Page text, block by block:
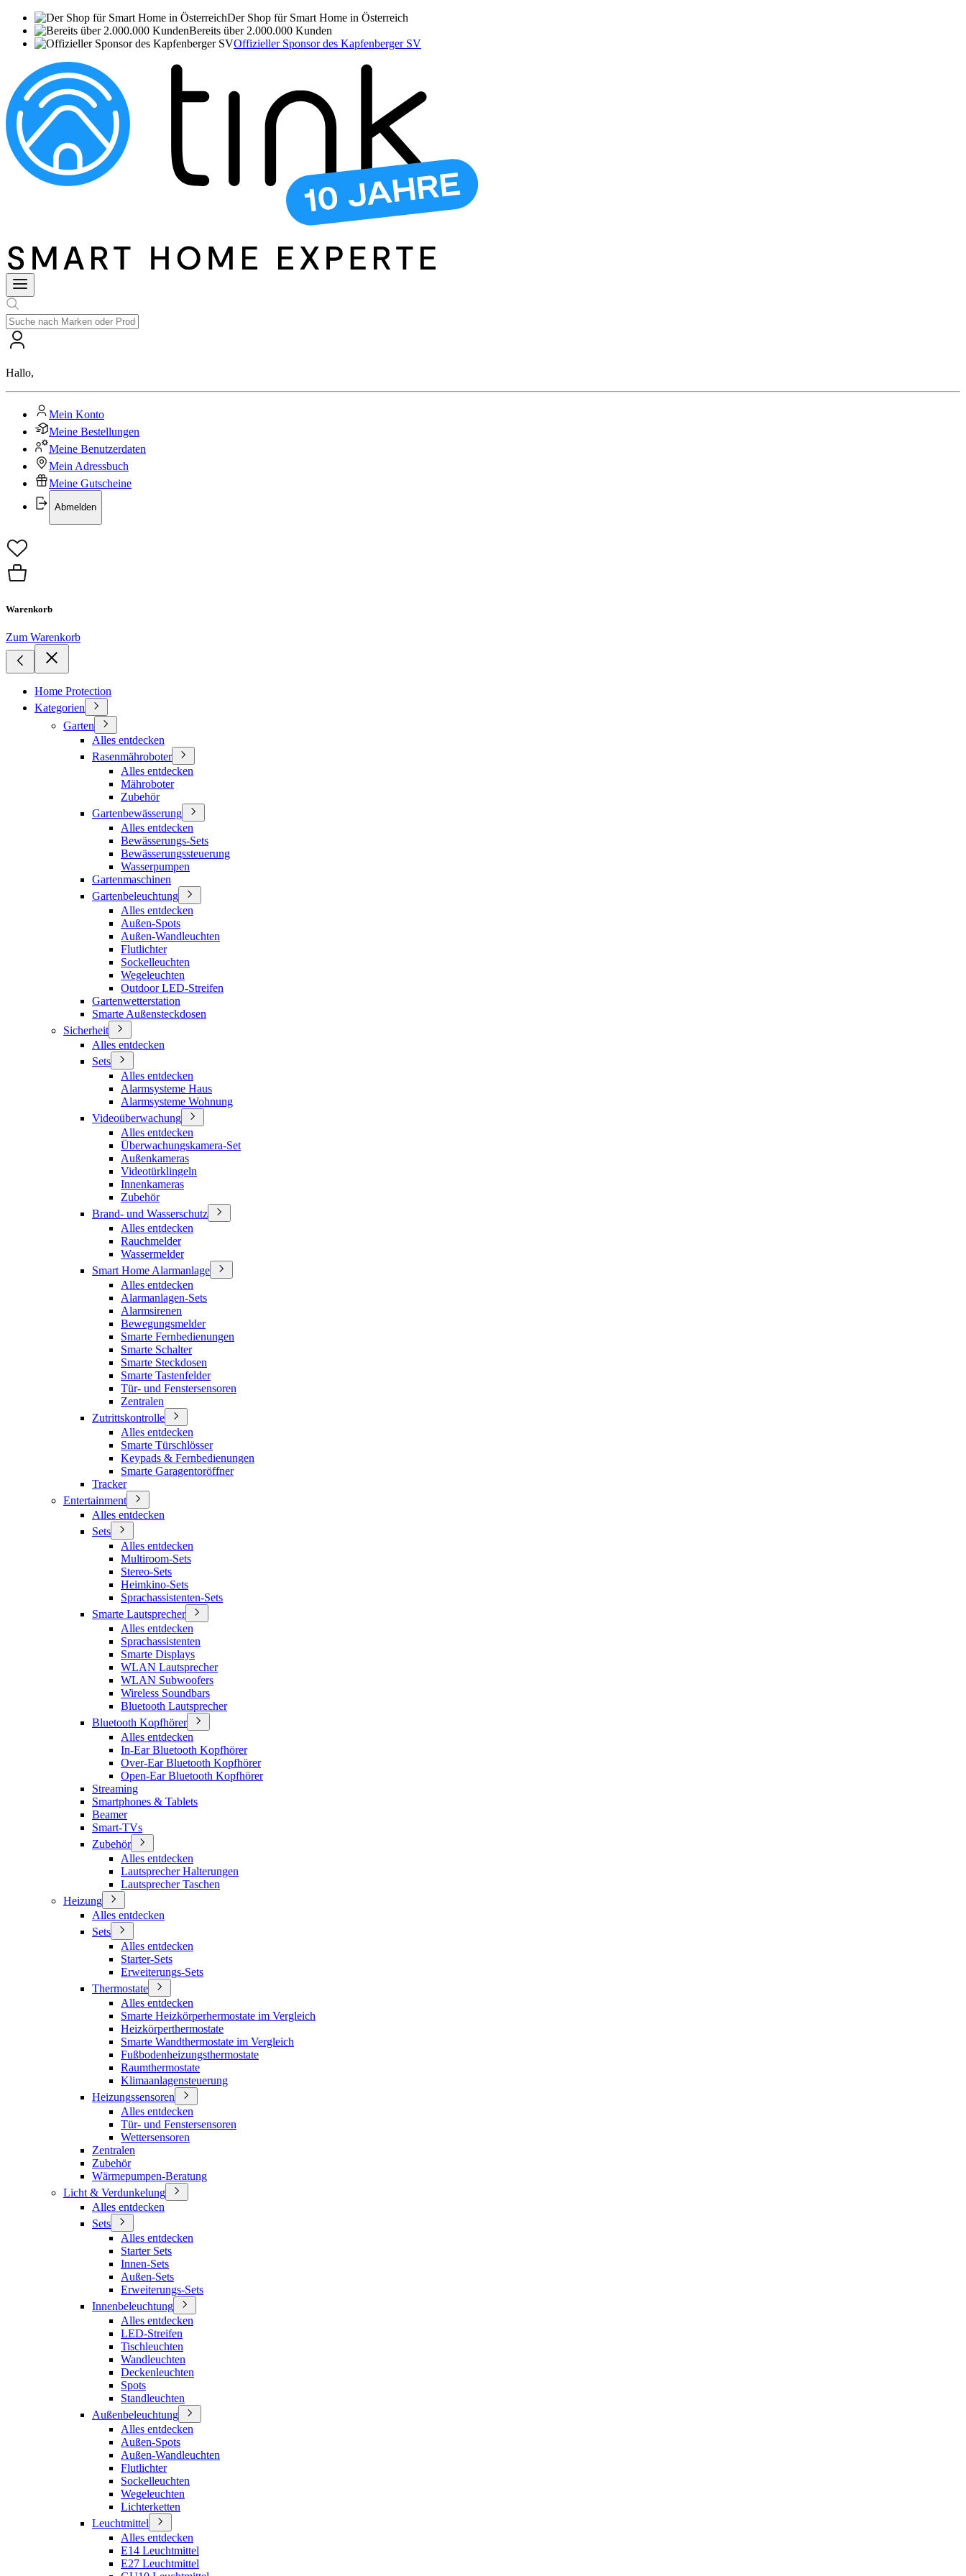
Der Shop für Smart Home in Österreich
Bereits über 2.000.000 Kunden
Offizieller Sponsor des Kapfenberger SV
Hallo,
Mein Konto
Meine Bestellungen
Meine Benutzerdaten
Mein Adressbuch
Meine Gutscheine
Abmelden
Warenkorb
Zum Warenkorb
Home Protection
Kategorien
Garten
Alles entdecken
Rasenmähroboter
Alles entdecken
Mähroboter
Zubehör
Gartenbewässerung
Alles entdecken
Bewässerungs-Sets
Bewässerungssteuerung
Wasserpumpen
Gartenmaschinen
Gartenbeleuchtung
Alles entdecken
Außen-Spots
Außen-Wandleuchten
Flutlichter
Sockelleuchten
Wegeleuchten
Outdoor LED-Streifen
Gartenwetterstation
Smarte Außensteckdosen
Sicherheit
Alles entdecken
Sets
Alles entdecken
Alarmsysteme Haus
Alarmsysteme Wohnung
Videoüberwachung
Alles entdecken
Überwachungskamera-Set
Außenkameras
Videotürklingeln
Innenkameras
Zubehör
Brand- und Wasserschutz
Alles entdecken
Rauchmelder
Wassermelder
Smart Home Alarmanlage
Alles entdecken
Alarmanlagen-Sets
Alarmsirenen
Bewegungsmelder
Smarte Fernbedienungen
Smarte Schalter
Smarte Steckdosen
Smarte Tastenfelder
Tür- und Fenstersensoren
Zentralen
Zutrittskontrolle
Alles entdecken
Smarte Türschlösser
Keypads & Fernbedienungen
Smarte Garagentoröffner
Tracker
Entertainment
Alles entdecken
Sets
Alles entdecken
Multiroom-Sets
Stereo-Sets
Heimkino-Sets
Sprachassistenten-Sets
Smarte Lautsprecher
Alles entdecken
Sprachassistenten
Smarte Displays
WLAN Lautsprecher
WLAN Subwoofers
Wireless Soundbars
Bluetooth Lautsprecher
Bluetooth Kopfhörer
Alles entdecken
In-Ear Bluetooth Kopfhörer
Over-Ear Bluetooth Kopfhörer
Open-Ear Bluetooth Kopfhörer
Streaming
Smartphones & Tablets
Beamer
Smart-TVs
Zubehör
Alles entdecken
Lautsprecher Halterungen
Lautsprecher Taschen
Heizung
Alles entdecken
Sets
Alles entdecken
Starter-Sets
Erweiterungs-Sets
Thermostate
Alles entdecken
Smarte Heizkörperhermostate im Vergleich
Heizkörperthermostate
Smarte Wandthermostate im Vergleich
Fußbodenheizungsthermostate
Raumthermostate
Klimaanlagensteuerung
Heizungssensoren
Alles entdecken
Tür- und Fenstersensoren
Wettersensoren
Zentralen
Zubehör
Wärmepumpen-Beratung
Licht & Verdunkelung
Alles entdecken
Sets
Alles entdecken
Starter Sets
Innen-Sets
Außen-Sets
Erweiterungs-Sets
Innenbeleuchtung
Alles entdecken
LED-Streifen
Tischleuchten
Wandleuchten
Deckenleuchten
Spots
Standleuchten
Außenbeleuchtung
Alles entdecken
Außen-Spots
Außen-Wandleuchten
Flutlichter
Sockelleuchten
Wegeleuchten
Lichterketten
Leuchtmittel
Alles entdecken
E14 Leuchtmittel
E27 Leuchtmittel